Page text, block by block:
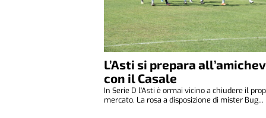
L’Asti si prepara
con il Casale
In Serie D l'Asti è ormai vicino a chiudere il
mercato. La rosa a disposizione di mister Bug...